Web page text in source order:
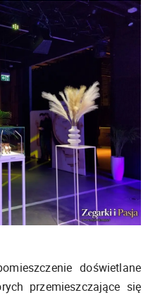
doświetlane
przemieszczające się